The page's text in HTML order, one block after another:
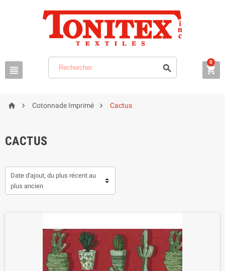
  
0
  Cotonnade Imprimé  Cactus
CACTUS
Date d'ajout, du plus récent au
plus ancien